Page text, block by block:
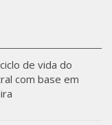
de vida do
com base em